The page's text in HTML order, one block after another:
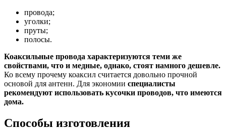
провода;
уголки;
пруты;
полосы.
Коаксильные провода характеризуются теми же
свойствами, что и медные, однако, стоят намного дешевле.
Ко всему прочему коаксил считается довольно прочной
основой для антенн. Для экономии специалисты
рекомендуют использовать кусочки проводов, что имеются
дома.
Способы изготовления